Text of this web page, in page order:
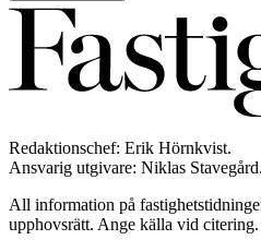
Redaktionschef: Erik Hörnkvist.
Ansvarig utgivare: Niklas Stavegård.
All information på
upphovsrätt. Ange källa vid citering.